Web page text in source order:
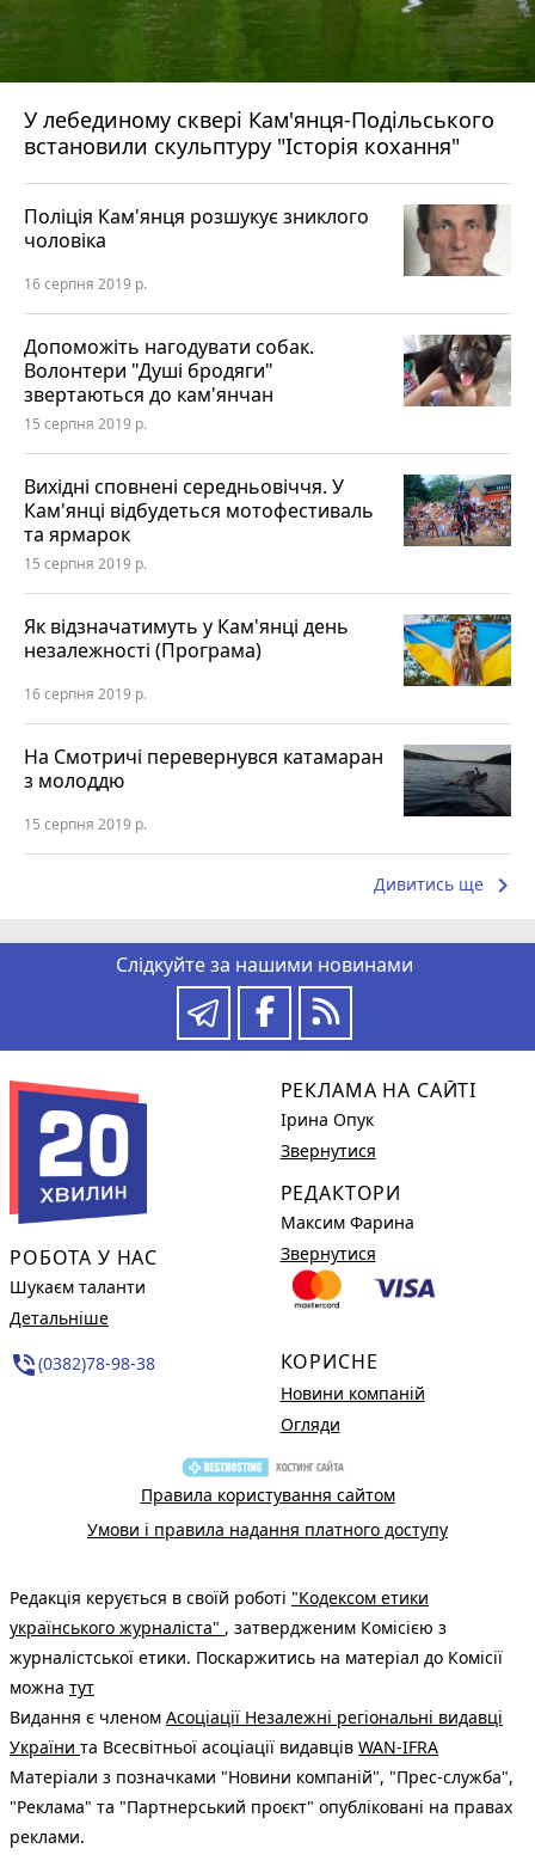
У лебединому сквері Кам'янця-Подільського
встановили скульптуру "Історія кохання"
Поліція Кам'янця розшукує зниклого
чоловіка
16 серпня 2019 р.
Допоможіть нагодувати собак.
Волонтери "Душі бродяги"
звертаються до кам'янчан
15 серпня 2019 р.
Вихідні сповнені середньовіччя. У
Кам'янці відбудеться мотофестиваль
та ярмарок
15 серпня 2019 р.
Як відзначатимуть у Кам'янці день
незалежності (Програма)
16 серпня 2019 р.
На Смотричі перевернувся катамаран
з молоддю
15 серпня 2019 р.
Дивитись ще keyboard_arrow_right
Слідкуйте за нашими новинами
РОБОТА У НАС
Шукаєм таланти
Детальніше
phone_in_talk(0382)78-98-38
РЕКЛАМА НА САЙТІ
Ірина Опук
Звернутися
РЕДАКТОРИ
Максим Фарина
Звернутися
КОРИСНЕ
Новини компаній
Огляди
Правила користування сайтом
Умови і правила надання платного доступу
Редакція керується в своїй роботі "Кодексом етики
українського журналіста" , затвердженим Комісією з
журналістської етики. Поскаржитись на матеріал до Комісії
можна тут
Видання є членом Асоціації Незалежні регіональні видавці
України та Всесвітньої асоціації видавців WAN-IFRA
Матеріали з позначками "Новини компаній", "Прес-служба",
"Реклама" та "Партнерський проєкт" опубліковані на правах
реклами.